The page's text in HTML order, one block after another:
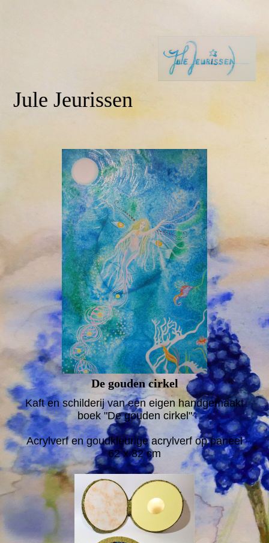
Jule Jeurissen
De gouden cirkel
Kaft en schilderij van een eigen handgemaakt
boek "De gouden cirkel"
Acrylverf en goudkleurige acrylverf op paneel
62 x 82 cm